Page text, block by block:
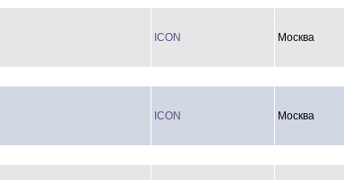
ICON Москва
ICON Москва